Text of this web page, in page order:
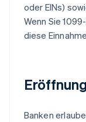
oder EINs)
Wenn Sie
diese
Banken